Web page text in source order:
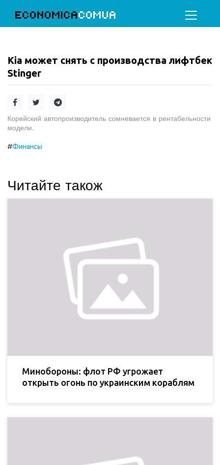
ECONOMICACOMUA
Kia может снять с производства лифтбек
Stinger
Корейский автопроизводитель сомневается в рентабельности
модели.
#Финансы
Читайте також
Минобороны: флот РФ угрожает
открыть огонь по украинским кораблям